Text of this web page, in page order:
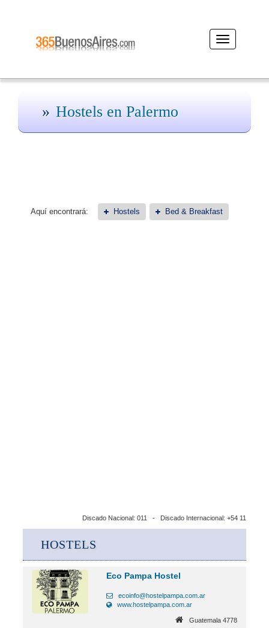
Desplegar
navegación
Hostels en Palermo
Aquí encontrará: Hostels Bed & Breakfast
Discado Nacional: 011 - Discado Internacional: +54 11
HOSTELS
Eco Pampa Hostel
ecoinfo@hostelpampa.com.ar
www.hostelpampa.com.ar
Guatemala 4778